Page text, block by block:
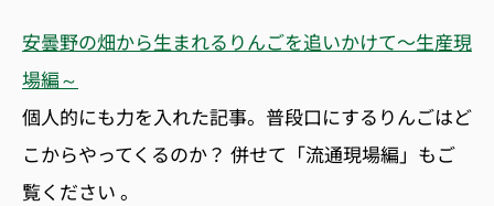
安曇野の畑から生まれるりんごを追いかけて〜生産現
場編～
個人的にも力を入れた記事。普段口にするりんごはど
こからやってくるのか？ 併せて「流通現場編」もご
覧ください 。